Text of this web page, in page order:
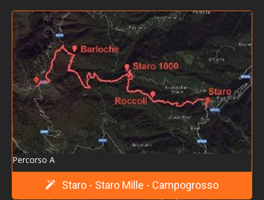
Sentieri
Sentiero A - Staro - Staro Mille - Campogrosso
Sentiero B - Staro - Riva Staro - Busellati
Sentiero C - Staro - Molin del Broca - Sericati -
Offiche
Sentiero D - Staro - Fonte Jolanda - Contrà Stedile
Sentiero E - Staro Mille - Ossario del Pasubio
Sentiero F - Contrà Gecchelini - Contrà Stedile -
Malunga
Percorso A
Staro - Staro Mille - Campogrosso